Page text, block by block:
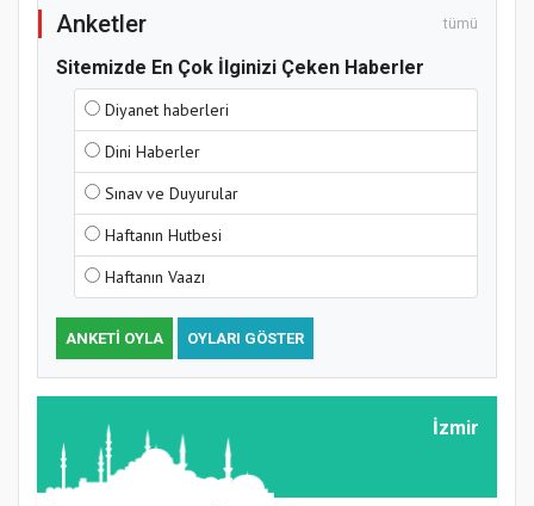
Anketler tümü
Sitemizde En Çok İlginizi Çeken Haberler
Diyanet haberleri
Dini Haberler
Sınav ve Duyurular
Haftanın Hutbesi
Haftanın Vaazı
ANKETI OYLA OYLARI GÖSTER
İzmir